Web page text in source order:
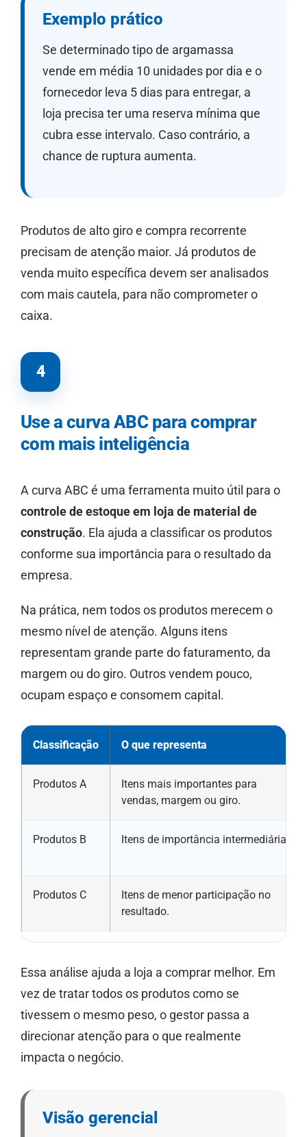
Exemplo prático
Se determinado tipo de argamassa
vende em média 10 unidades por dia e o
fornecedor leva 5 dias para entregar, a
loja precisa ter uma reserva mínima que
cubra esse intervalo. Caso contrário, a
chance de ruptura aumenta.
Produtos de alto giro e compra recorrente
precisam de atenção maior. Já produtos de
venda muito específica devem ser analisados
com mais cautela, para não comprometer o
caixa.
4
Use a curva ABC para comprar
com mais inteligência
A curva ABC é uma ferramenta muito útil para o
controle de estoque em loja de material de
construção. Ela ajuda a classificar os produtos
conforme sua importância para o resultado da
empresa.
Na prática, nem todos os produtos merecem o
mesmo nível de atenção. Alguns itens
representam grande parte do faturamento, da
margem ou do giro. Outros vendem pouco,
ocupam espaço e consomem capital.
Classificação O que representa
Produtos A
Itens mais importantes para
vendas, margem ou giro.
Produtos B Itens de importância intermediária.
Produtos C
Itens de menor participação no
resultado.
Essa análise ajuda a loja a comprar melhor. Em
vez de tratar todos os produtos como se
tivessem o mesmo peso, o gestor passa a
direcionar atenção para o que realmente
impacta o negócio.
Visão gerencial